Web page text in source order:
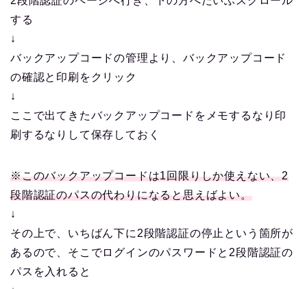
する
↓
バックアップコードの管理より、バックアップコード
の確認と印刷をクリック
↓
ここで出てきたバックアップコードをメモするなり印
刷するなりして保存しておく
※このバックアップコードは1回限りしか使えない、2
段階認証のパスの代わりになると思えばよい。
↓
その上で、いちばん下に2段階認証の停止という箇所が
あるので、そこでログインのパスワードと2段階認証の
パスを入れると